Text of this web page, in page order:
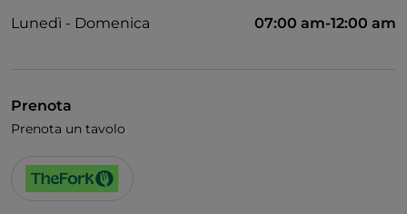
Lunedì - Domenica
07:00 am-12:00 am
Prenota
Prenota un tavolo